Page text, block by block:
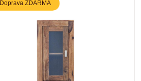
Doprava ZDARMA